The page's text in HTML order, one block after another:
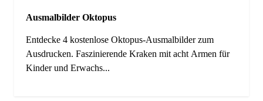
Ausmalbilder Oktopus
Entdecke 4 kostenlose Oktopus-Ausmalbilder zum
Ausdrucken. Faszinierende Kraken mit acht Armen für
Kinder und Erwachs...